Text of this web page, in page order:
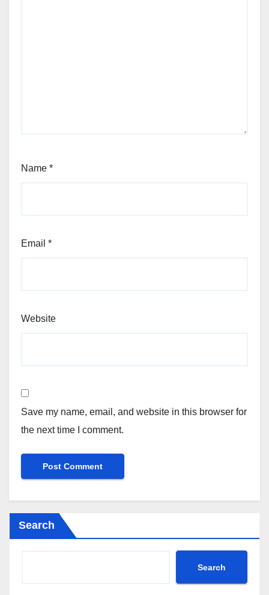
Name *
Email *
Website
Save my name, email, and website in this browser for
the next time I comment.
Search
Search